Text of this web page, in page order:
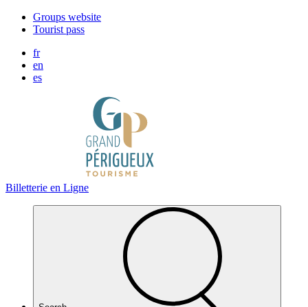
Groups website
Tourist pass
fr
en
es
Billetterie en Ligne